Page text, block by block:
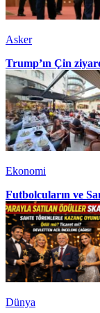
Asker
Trump’ın Çin
Ekonomi
Futbolcuların ve
Dünya